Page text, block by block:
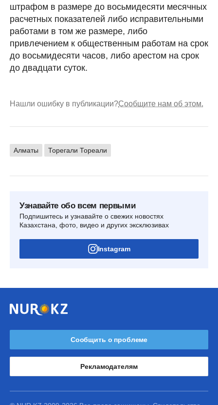
штрафом в размере до восьмидесяти месячных
расчетных показателей либо исправительными
работами в том же размере, либо
привлечением к общественным работам на срок
до восьмидесяти часов, либо арестом на срок
до двадцати суток.
Нашли ошибку в публикации?Сообщите нам об этом.
Алматы Торегали Тореали
Узнавайте обо всем первыми
Подпишитесь и узнавайте о свежих новостях
Казахстана, фото, видео и других эксклюзивах
Instagram
Сообщить о проблеме
Рекламодателям